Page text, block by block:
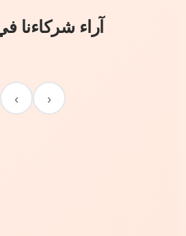
آراء شركاءنا
‹
›